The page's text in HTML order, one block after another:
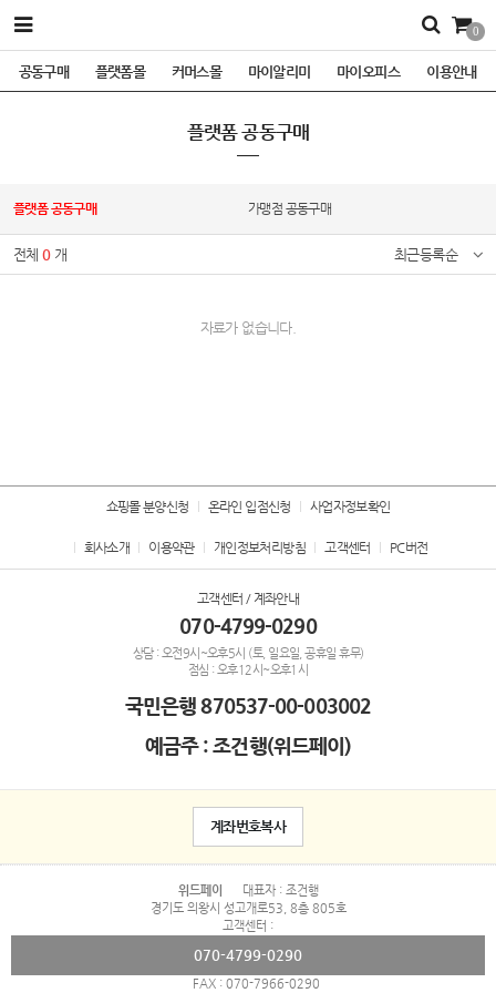
0
공동구매 플랫폼몰 커머스몰 마이알리미 마이오피스 이용안내
플랫폼 공동구매
플랫폼 공동구매 가맹점 공동구매
전체0개 최근등록순
자료가 없습니다.
쇼핑몰 분양신청 온라인 입점신청 사업자정보확인
회사소개 이용약관 개인정보처리방침 고객센터 PC버전
고객센터 / 계좌안내
070-4799-0290
상담 : 오전9시~오후5시 (토, 일요일, 공휴일 휴무)
점심 : 오후12시~오후1시
국민은행870537-00-003002
예금주 : 조건행(위드페이)
계좌번호복사
위드페이
대표자 : 조건행
경기도 의왕시 성고개로53, 8층 805호
고객센터 :
070-4799-0290
FAX : 070-7966-0290